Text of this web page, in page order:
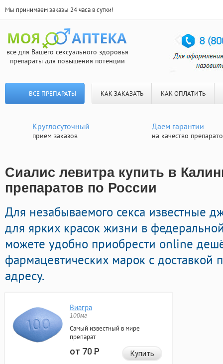
Мы принимаем заказы 24 часа в сутки!
все для Вашего сексуального здоровья
препараты для повышения потенции
ВСЕ ПРЕПАРАТЫ КАК ЗАКАЗАТЬ КАК ОПЛАТИТЬ
Круглосуточный
прием заказов
Даем гарантии
на качество
Сиалис левитра купить в
препаратов по России
Для незабываемого секса известные
для ярких красок жизни в
можете удобно приобрести online
фармацевтических марок с доставкой
адресу.
Виагра
100мг
Самый известный в мире
препарат
от 70Р Купить